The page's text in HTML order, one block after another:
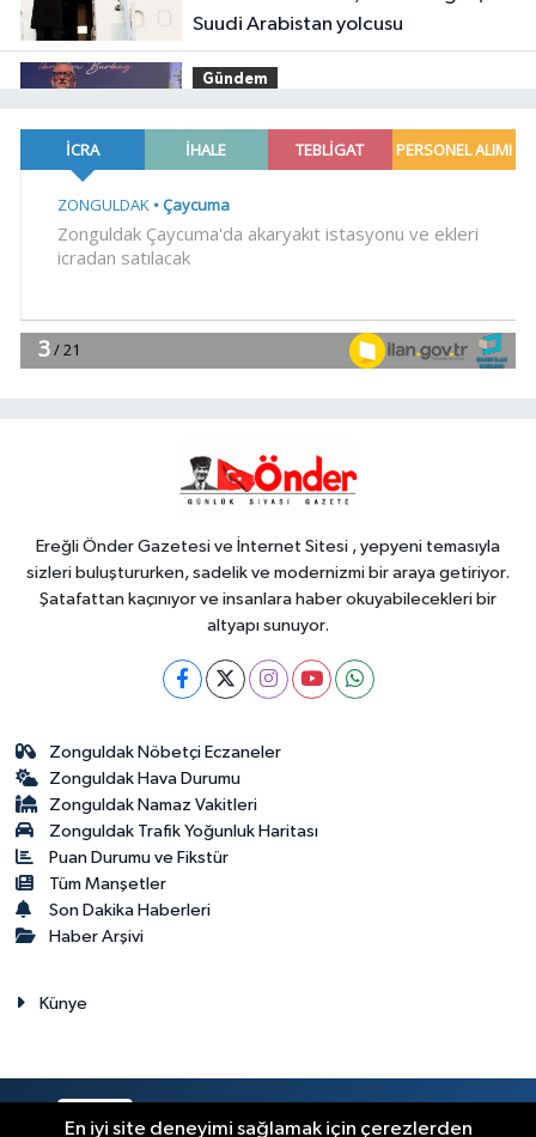
Suudi Arabistan yolcusu
Gündem
OSB tanıtıldı... Bursa'nın kalkınma
yolculuğunda yeni dönem
20:55Kocaeli Darıca'ya
19:02
gemi
Ereğli Önder Gazetesi ve İnternet Sitesi , yepyeni temasıyla
sizleri buluştururken, sadelik ve modernizmi bir araya getiriyor.
Şatafattan kaçınıyor ve insanlara haber okuyabilecekleri bir
altyapı sunuyor.
Zonguldak Nöbetçi Eczaneler
Zonguldak Hava Durumu
Zonguldak Namaz Vakitleri
Zonguldak Trafik Yoğunluk Haritası
Puan Durumu ve Fikstür
Tüm Manşetler
Son Dakika Haberleri
Haber Arşivi
Künye
RSS Copyright © 2023. Her hakkı saklıdır.
En iyi site deneyimi sağlamak için çerezlerden